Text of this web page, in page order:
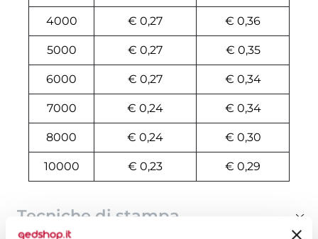
4000 € 0,27 € 0,36
5000 € 0,27 € 0,35
6000 € 0,27 € 0,34
7000 € 0,24 € 0,34
8000 € 0,24 € 0,30
10000 € 0,23 € 0,29
Tecniche di stampa